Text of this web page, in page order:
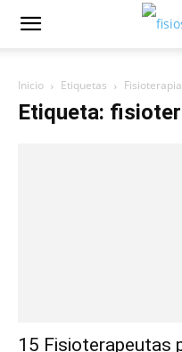
Inicio Etiquetas
Etiqueta:
15 Fisioterapeutas